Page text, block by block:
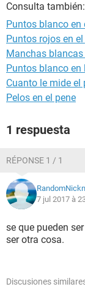
Consulta también:
Puntos blanco en
Puntos rojos en el
Manchas blancas
Puntos blanco en
Cuanto le mide el
Pelos en el pene
1 respuesta
RÉPONSE 1 / 1
7 jul 2017 à
se que pueden ser
ser otra cosa.
Discusiones